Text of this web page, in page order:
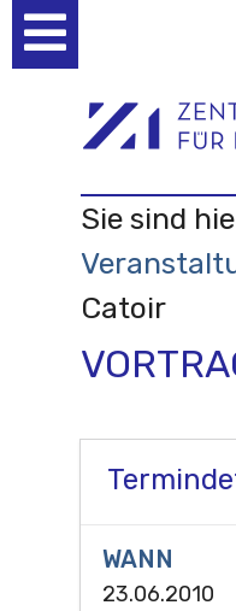
Werkzeuge
Sie sind
Catoir
WANN
23.06.2010